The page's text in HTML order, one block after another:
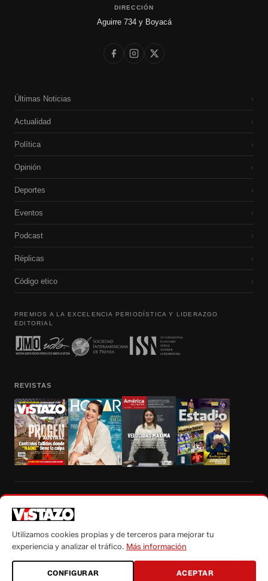
DIRECCIÓN
Aguirre 734 y Boyacá
Últimas Noticias ›
Actualidad ›
Política ›
Opinión ›
Deportes ›
Eventos ›
Podcast ›
Réplicas ›
Código etico ›
PREMIOS A LA EXCELENCIA PERIODÍSTICA Y LIDERAZGO
EDITORIAL
REVISTAS
autorización escrita de su titular, de todos los contenidos de Vistazo.com.
Utilizamos cookies propias y de terceros para mejorar tu
experiencia y analizar el tráfico. Más información
CONFIGURAR ACEPTAR